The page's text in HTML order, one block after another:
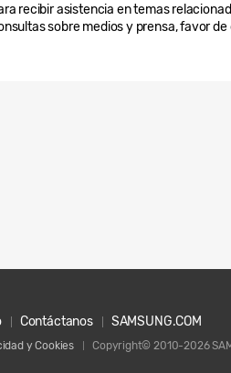
recibir asistencia en temas
sobre medios y prensa, favor
Contáctanos SAMSUNG.COM
y Cookies Copyright© 2010-2026